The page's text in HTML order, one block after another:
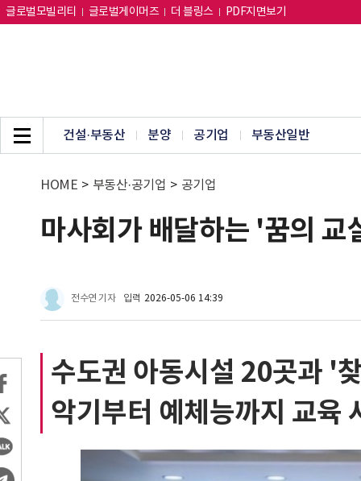
글로벌모빌리티 글로벌게이머즈 더 블링스 PDF지면보기
건설·부동산 분양 공기업 부동산일반
HOME > 부동산·공기업 > 공기업
마사회가 배달하는 '꿈의
전수연 기자 입력 2026-05-06 14:39
수도권 아동시설 20곳과 '
악기부터 예체능까지 교육